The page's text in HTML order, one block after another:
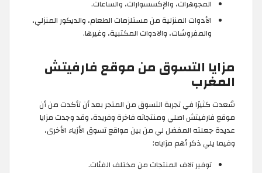
المجوهرات، والإكسسوارات، والساعات.
الأدوات المنزلية من مستلزمات الطعام، والديكور المنزلي،
والمفروشات، والادوات المكتبية، وغيرها.
مزايا التسوق من موقع فارفيتش
المغرب
سُعدت كثيرًا في تجربة التسوق من المتجر بعد أن تأكدت من أن
موقع فارفيتش اصلي ومنتجاته فاخرة وفريدة، وقد وجدت مزايا
عديدة جعلته المفضل لي من بين مواقع تسوق الأزياء الأخرى،
وفيما يلي ذكر أهم مزاياه:
توفير آلاف المنتجات من مختلف الفئات.